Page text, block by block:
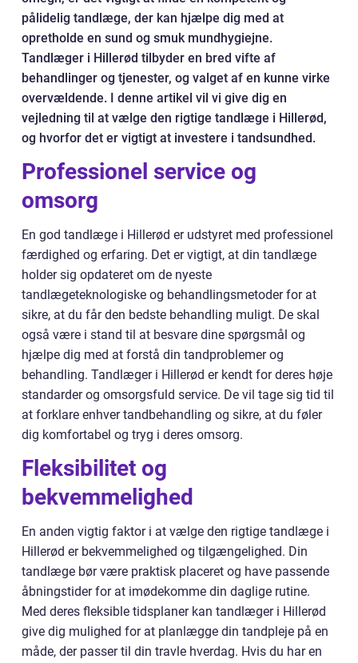
pålidelig tandlæge, der kan hjælpe dig med at
opretholde en sund og smuk mundhygiejne.
Tandlæger i Hillerød tilbyder en bred vifte af
behandlinger og tjenester, og valget af en kunne virke
overvældende. I denne artikel vil vi give dig en
vejledning til at vælge den rigtige tandlæge i Hillerød,
og hvorfor det er vigtigt at investere i tandsundhed.
Professionel service og
omsorg
En god tandlæge i Hillerød er udstyret med professionel
færdighed og erfaring. Det er vigtigt, at din tandlæge
holder sig opdateret om de nyeste
tandlægeteknologiske og behandlingsmetoder for at
sikre, at du får den bedste behandling muligt. De skal
også være i stand til at besvare dine spørgsmål og
hjælpe dig med at forstå din tandproblemer og
behandling. Tandlæger i Hillerød er kendt for deres høje
standarder og omsorgsfuld service. De vil tage sig tid til
at forklare enhver tandbehandling og sikre, at du føler
dig komfortabel og tryg i deres omsorg.
Fleksibilitet og
bekvemmelighed
En anden vigtig faktor i at vælge den rigtige tandlæge i
Hillerød er bekvemmelighed og tilgængelighed. Din
tandlæge bør være praktisk placeret og have passende
åbningstider for at imødekomme din daglige rutine.
Med deres fleksible tidsplaner kan tandlæger i Hillerød
give dig mulighed for at planlægge din tandpleje på en
måde, der passer til din travle hverdag. Hvis du har en